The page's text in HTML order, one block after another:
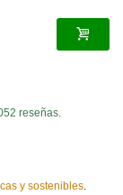
reseñas.
y sostenibles